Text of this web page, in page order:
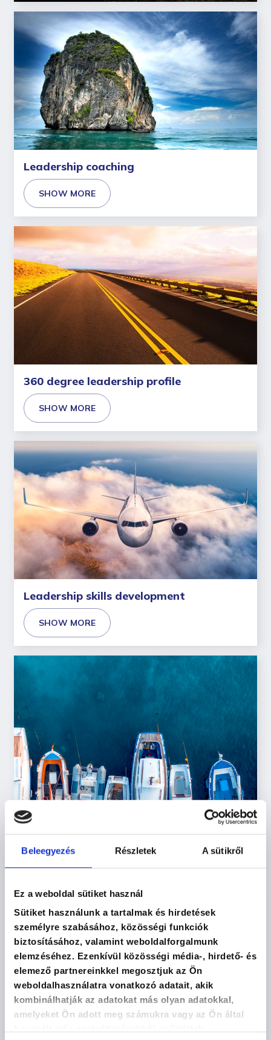
Beleegyezés Részletek A sütikről
Ez a weboldal sütiket használ
Sütiket használunk a tartalmak és hirdetések
személyre szabásához, közösségi funkciók
biztosításához, valamint weboldalforgalmunk
elemzéséhez. Ezenkívül közösségi média-, hirdető- és
elemező partnereinkkel megosztjuk az Ön
weboldalhasználatra vonatkozó adatait, akik
kombinálhatják az adatokat más olyan adatokkal,
amelyeket Ön adott meg számukra vagy az Ön által
Leadership academy
SHOW MORE
Leadership coaching
SHOW MORE
360 degree leadership profile
SHOW MORE
Leadership skills development
SHOW MORE
Leadership in practice - Situational
leadership training
SHOW MORE